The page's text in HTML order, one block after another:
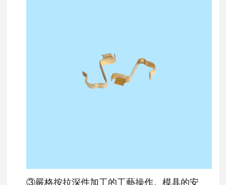
③嚴格按拉深件加工的工藝操作。模具的安